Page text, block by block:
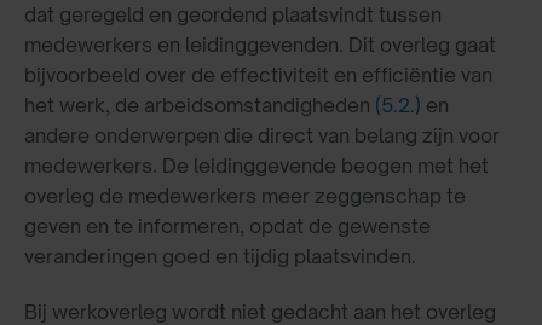
dat geregeld en geordend plaatsvindt tussen
medewerkers en leidinggevenden. Dit overleg gaat
bijvoorbeeld over de effectiviteit en efficiëntie van
het werk, de arbeidsomstandigheden (5.2.) en
andere onderwerpen die direct van belang zijn voor
medewerkers. De leidinggevende beogen met het
overleg de medewerkers meer zeggenschap te
geven en te informeren, opdat de gewenste
veranderingen goed en tijdig plaatsvinden.
Bij werkoverleg wordt niet gedacht aan het overleg